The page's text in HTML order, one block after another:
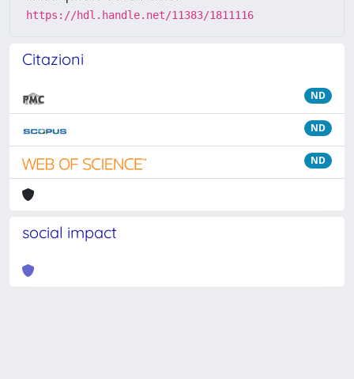
https://hdl.handle.net/11383/1811116
Citazioni
ND
ND
ND
social impact